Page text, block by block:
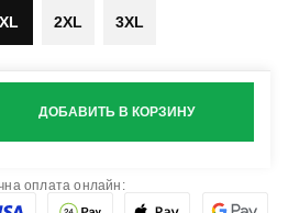
XL 2XL 3XL
ДОБАВИТЬ В КОРЗИНУ
оплата онлайн: